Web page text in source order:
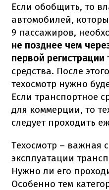
Если обобщить, то
автомобилей,
9 пассажиров,
не позднее чем
первой регистрации
средства. После
техосмотр нужно
Если транспортное
для коммерции, то
следует проходить
Техосмотр – важная
эксплуатации
Нужно ли его
Особенно тем